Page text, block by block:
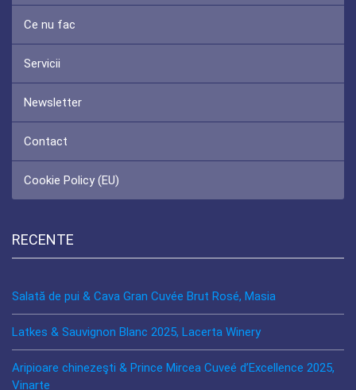
Ce nu fac
Servicii
Newsletter
Contact
Cookie Policy (EU)
RECENTE
Salată de pui & Cava Gran Cuvée Brut Rosé, Masia
Latkes & Sauvignon Blanc 2025, Lacerta Winery
Aripioare chinezeşti & Prince Mircea Cuveé d’Excellence 2025,
Vinarte